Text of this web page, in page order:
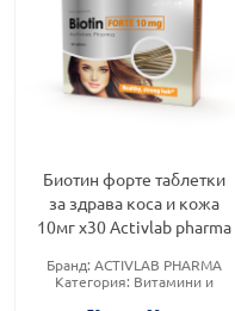
Биотин форте таблетки
за здрава коса и кожа
10мг х30 Activlab pharma
Бранд: ACTIVLAB PHARMA
Категория: Витамини и